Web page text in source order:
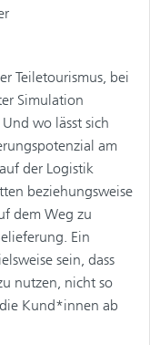
Teiletourismus, bei
Simulation
wo lässt sich
am
der Logistik
beziehungsweise
dem Weg zu
Ein
sein, dass
nutzen, nicht so
Kund*innen ab